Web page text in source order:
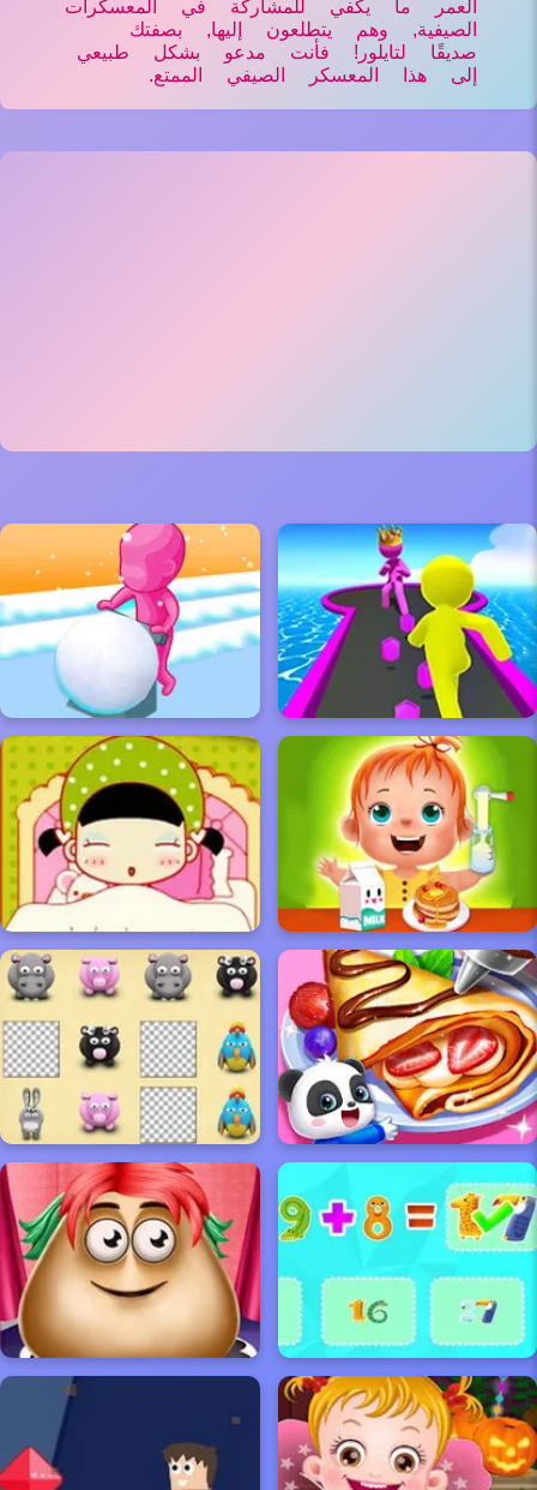
العمر ما يكفي للمشاركة في المعسكرات
الصيفية, وهم يتطلعون إليها, بصفتك
صديقًا لتايلور! فأنت مدعو بشكل طبيعي
إلى هذا المعسكر الصيفي الممتع.